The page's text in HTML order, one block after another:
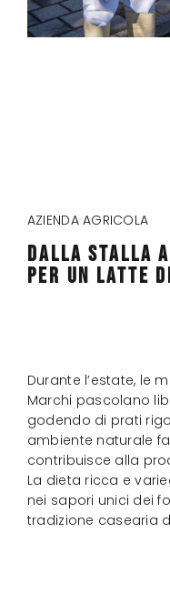
AZIENDA AGRICOLA
DALLA STALLA
PER UN LATTE
Durante l’estate, le
Marchi pascolano
godendo di prati
ambiente naturale
contribuisce alla
La dieta ricca e
nei sapori unici dei
tradizione casearia